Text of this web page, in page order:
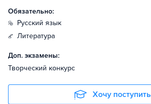
Обязательно:
русский язык
литература
Доп. экзамены:
Творческий конкурс
Хочу поступить